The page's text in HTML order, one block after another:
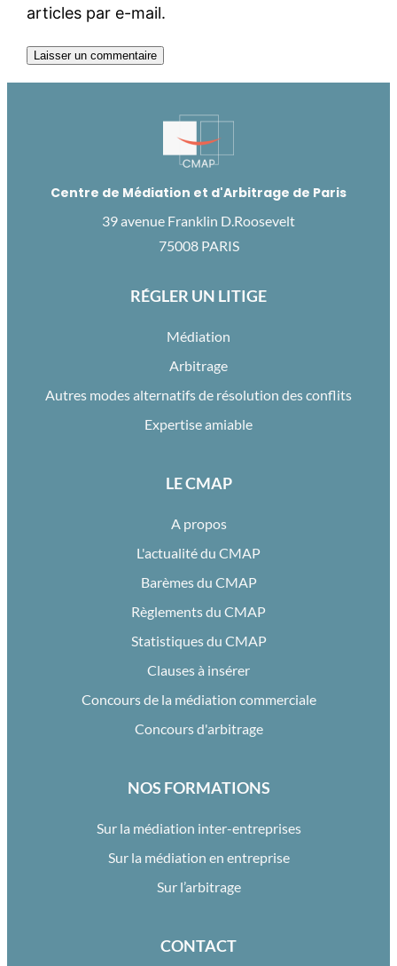
articles par e-mail.
Centre de Médiation et d'Arbitrage de Paris
39 avenue Franklin D.Roosevelt
75008 PARIS
RÉGLER UN LITIGE
Médiation
Arbitrage
Autres modes alternatifs de résolution des conflits
Expertise amiable
LE CMAP
A propos
L'actualité du CMAP
Barèmes du CMAP
Règlements du CMAP
Statistiques du CMAP
Clauses à insérer
Concours de la médiation commerciale
Concours d'arbitrage
NOS FORMATIONS
Sur la médiation inter-entreprises
Sur la médiation en entreprise
Sur l’arbitrage
CONTACT